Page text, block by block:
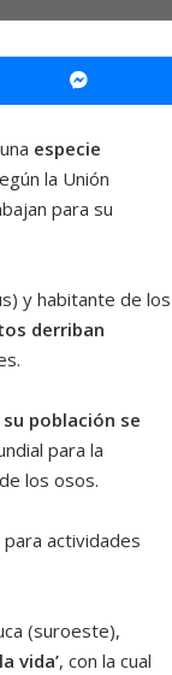
especie
la Unión
para su
y habitante de los
derriban
su población se
para la
los osos.
para actividades
(suroeste),
vida’, con la cual